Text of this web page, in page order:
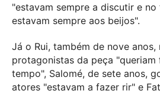
"estavam sempre a discutir e
estavam sempre aos beijos".
Já o Rui, também de nove
protagonistas da peça "queriam
tempo", Salomé, de sete anos,
atores "estavam a fazer rir" e